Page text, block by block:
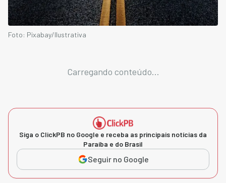
Foto: Pixabay/Ilustrativa
Carregando conteúdo...
Siga o ClickPB no Google e receba as principais notícias da
Paraíba e do Brasil
Seguir no Google